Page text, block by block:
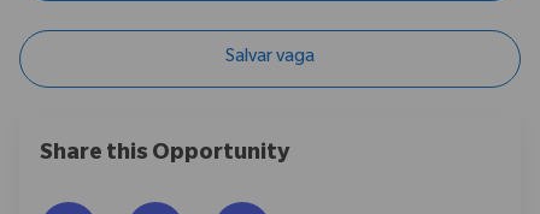
Salvar vaga
Share this Opportunity